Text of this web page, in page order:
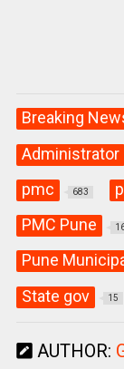
Breaking
Administrator
pmc 683
PMC Pune
Pune
State gov 15
AUTHOR: